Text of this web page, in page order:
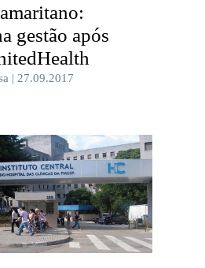
gestão após
| 27.09.2017